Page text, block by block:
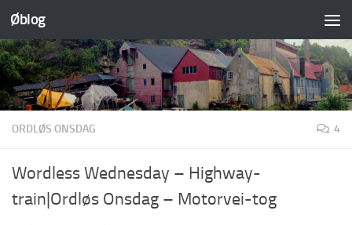
Skip to content
Øblog
ORDLØS ONSDAG 4
Wordless Wednesday – Highway-
train|Ordløs Onsdag – Motorvei-tog